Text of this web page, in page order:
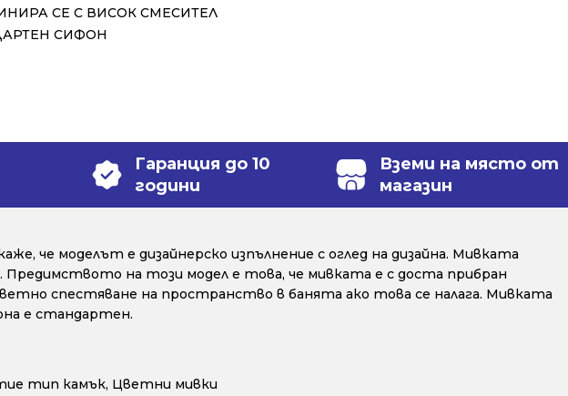
СЕ С ВИСОК СМЕСИТЕЛ
СИФОН
Гаранция до 10
години
Вземи на място от
магазин
че моделът е дизайнерско изпълнение с оглед на дизайна. Мивката
на този модел е това, че мивката е с доста прибран
спестяване на пространство в банята ако това се налага. Мивката
е стандартен.
тип камък, Цветни мивки